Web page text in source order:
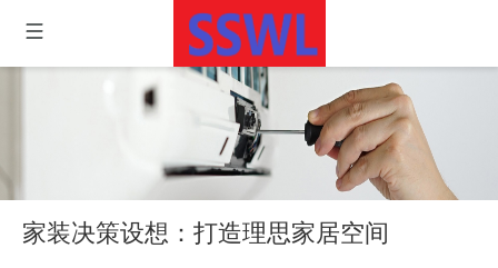
家装决策设想：打造理思家居空间